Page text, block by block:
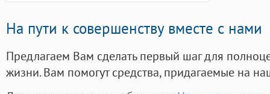
На пути к совершенству вместе с нами
Предлагаем Вам сделать первый шаг для
жизни. Вам помогут средства, придагаемые на